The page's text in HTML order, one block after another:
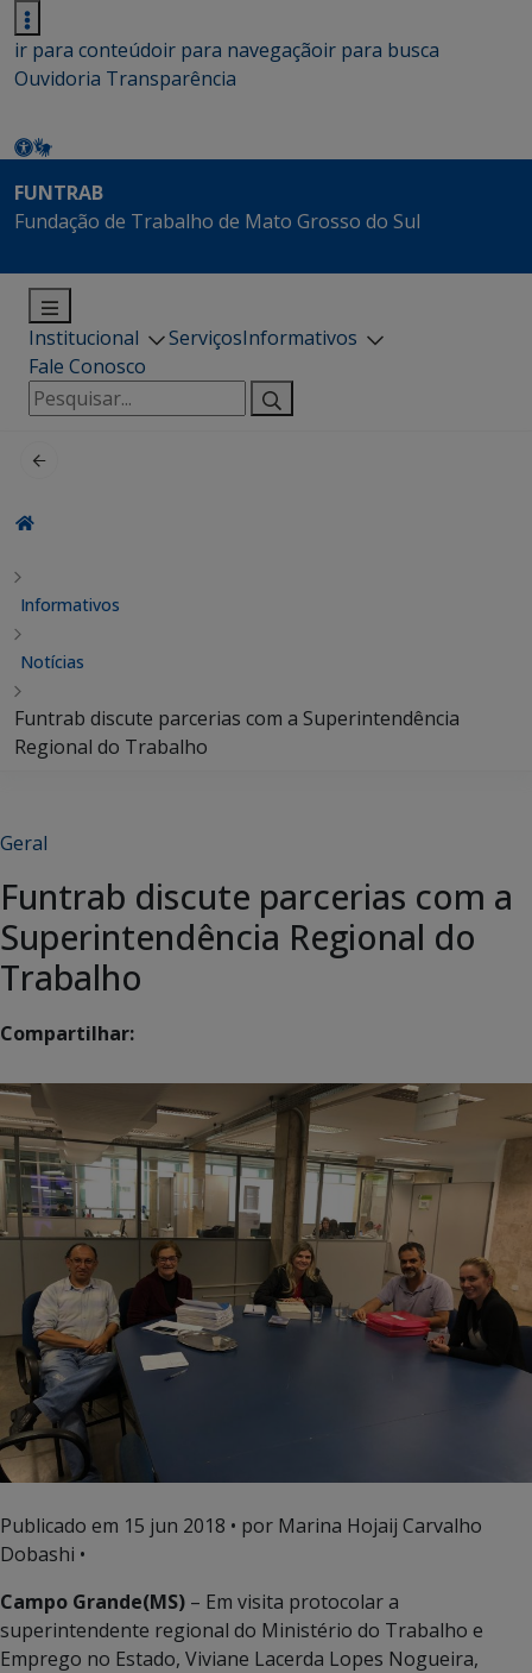
ir para conteúdoir para navegaçãoir para busca
Ouvidoria Transparência
FUNTRAB
Fundação de Trabalho de Mato Grosso do Sul
Institucional ServiçosInformativos
Fale Conosco
Pesquisar
por:
Informativos
Notícias
Funtrab discute parcerias com a Superintendência
Regional do Trabalho
Geral
Funtrab discute parcerias com a
Superintendência Regional do
Trabalho
Compartilhar:
Publicado em 15 jun 2018 • por Marina Hojaij Carvalho
Dobashi •
Campo Grande(MS) – Em visita protocolar a
superintendente regional do Ministério do Trabalho e
Emprego no Estado, Viviane Lacerda Lopes Nogueira,